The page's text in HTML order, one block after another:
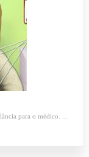
para o médico. ...